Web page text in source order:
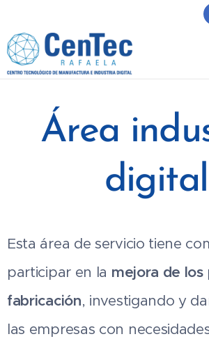
Área
digital
Esta área de servicio tiene
participar en la mejora de los
fabricación, investigando y
las empresas con